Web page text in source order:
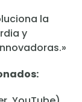
la
y